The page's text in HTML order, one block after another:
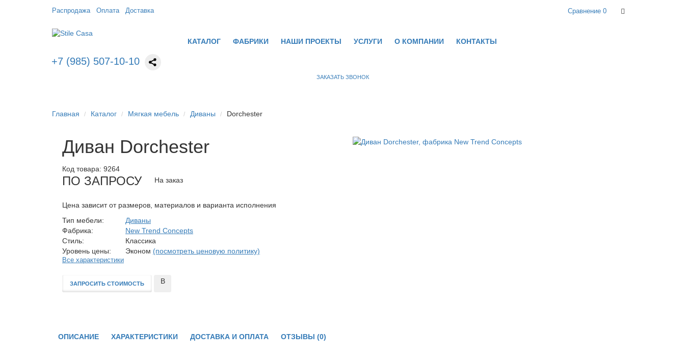
Распродажа Оплата Доставка Сравнение 0
КАТАЛОГ ФАБРИКИ НАШИ ПРОЕКТЫ УСЛУГИ О КОМПАНИИ КОНТАКТЫ
+7 (985) 507-10-10
ЗАКАЗАТЬ ЗВОНОК
Главная Каталог Мягкая мебель Диваны Dorchester
Диван Dorchester
Код товара: 9264
ПО ЗАПРОСУ На заказ
Цена зависит от размеров, материалов и варианта исполнения
Тип мебели:
Диваны
Фабрика:
New Trend Concepts
Стиль:
Классика
Уровень цены:
Эконом (посмотреть ценовую политику)
Все характеристики
ЗАПРОСИТЬ СТОИМОСТЬ
В
ОПИСАНИЕ ХАРАКТЕРИСТИКИ ДОСТАВКА И ОПЛАТА ОТЗЫВЫ (0)